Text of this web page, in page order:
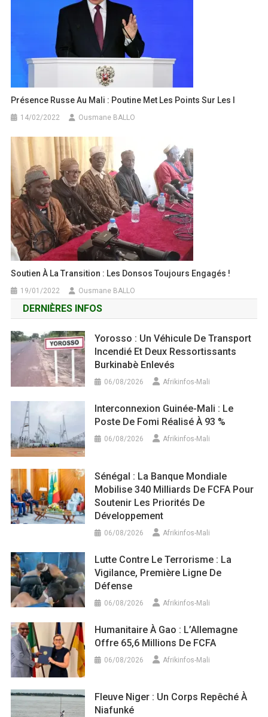
Présence Russe Au Mali : Poutine Met Les Points Sur Les I
14/02/2022 Ousmane BALLO
Soutien À La Transition : Les Donsos Toujours Engagés !
19/01/2022 Ousmane BALLO
DERNIÈRES INFOS
Yorosso : Un Véhicule De Transport
Incendié Et Deux Ressortissants
Burkinabè Enlevés
06/08/2026 Afrikinfos-Mali
Interconnexion Guinée-Mali : Le
Poste De Fomi Réalisé À 93 %
06/08/2026 Afrikinfos-Mali
Sénégal : La Banque Mondiale
Mobilise 340 Milliards De FCFA Pour
Soutenir Les Priorités De
Développement
06/08/2026 Afrikinfos-Mali
Lutte Contre Le Terrorisme : La
Vigilance, Première Ligne De
Défense
06/08/2026 Afrikinfos-Mali
Humanitaire À Gao : L’Allemagne
Offre 65,6 Millions De FCFA
06/08/2026 Afrikinfos-Mali
Fleuve Niger : Un Corps Repêché À
Niafunké